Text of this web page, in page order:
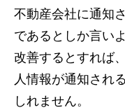
不動産会社に通知
であるとしか言い
改善するとすれば
人情報が通知され
しれません。